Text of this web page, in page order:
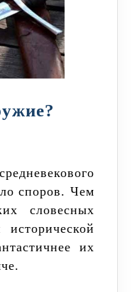
оружие?
споров. Чем
словесных
их